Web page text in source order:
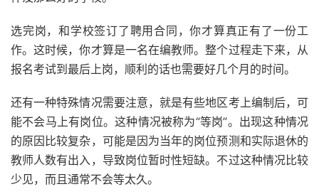
选完岗，和学校签订了聘用合同，你才算真正有了一份工
作。这时候，你才算是一名在编教师。整个过程走下来，从
报名考试到最后上岗，顺利的话也需要好几个月的时间。
还有一种特殊情况需要注意，就是有些地区考上编制后，可
能不会马上有岗位。这种情况被称为“等岗”。出现这种情况
的原因比较复杂，可能是因为当年的岗位预测和实际退休的
教师人数有出入，导致岗位暂时性短缺。不过这种情况比较
少见，而且通常不会等太久。